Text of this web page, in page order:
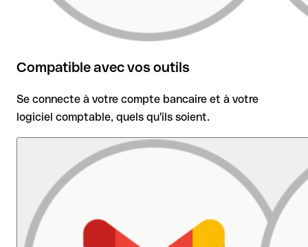
Compatible avec vos outils
Se connecte à votre compte bancaire et à votre
logiciel comptable, quels qu'ils soient.